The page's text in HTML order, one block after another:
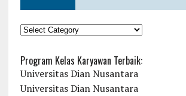
KATEGORI
Program Kelas Karyawan Terbaik:
Universitas Dian Nusantara
Universitas Dian Nusantara